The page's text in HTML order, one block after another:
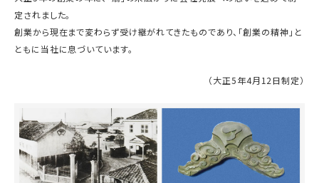
定されました。
創業から現在まで変わらず受け継がれてきたものであり、「創業の精神」と
ともに当社に息づいています。
（大正5年4月12日制定）